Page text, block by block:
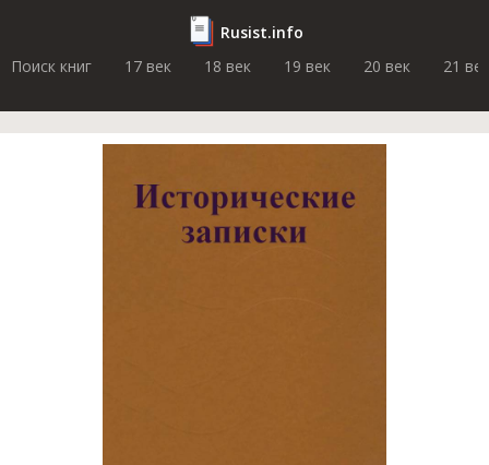
Rusist.info
Поиск книг
17 век 18 век 19 век 20 век 21 век